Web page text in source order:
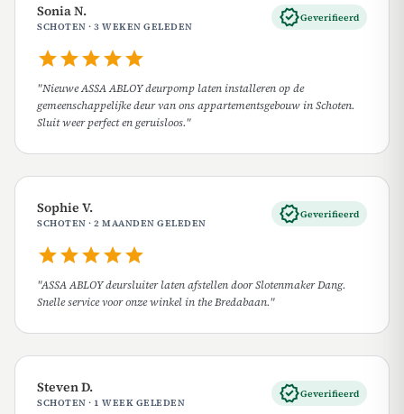
Sonia N.
SCHOTEN · 3 WEKEN GELEDEN verifiedGeverifieerd
starstarstarstarstar
"Nieuwe ASSA ABLOY deurpomp laten installeren op de
gemeenschappelijke deur van ons appartementsgebouw in Schoten.
Sluit weer perfect en geruisloos."
Sophie V.
SCHOTEN · 2 MAANDEN GELEDEN verifiedGeverifieerd
starstarstarstarstar
"ASSA ABLOY deursluiter laten afstellen door Slotenmaker Dang.
Snelle service voor onze winkel in the Bredabaan."
Steven D.
SCHOTEN · 1 WEEK GELEDEN verifiedGeverifieerd